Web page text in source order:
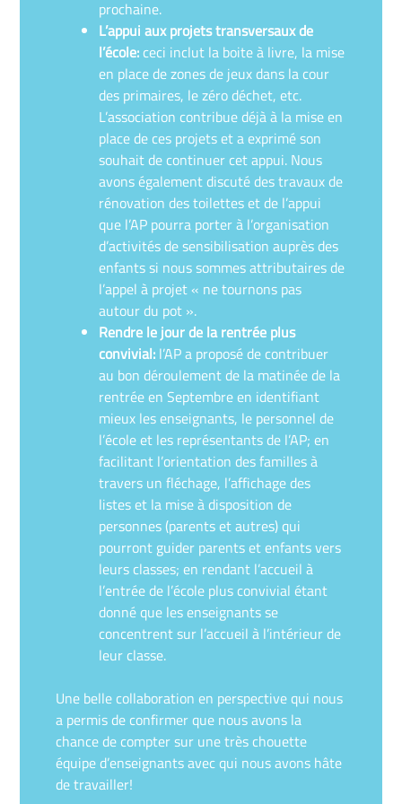
prochaine.
L’appui aux projets transversaux de
l’école:ceci inclut la boite à livre, la mise
en place de zones de jeux dans la cour
des primaires, le zéro déchet, etc.
L’association contribue déjà à la mise en
place de ces projets et a exprimé son
souhait de continuer cet appui. Nous
avons également discuté des travaux de
rénovation des toilettes et de l’appui
que l’AP pourra porter à l’organisation
d’activités de sensibilisation auprès des
enfants si nous sommes attributaires de
l’appel à projet « ne tournons pas
autour du pot ».
Rendre le jour de la rentrée plus
convivial: l’AP a proposé de contribuer
au bon déroulement de la matinée de la
rentrée en Septembre en identifiant
mieux les enseignants, le personnel de
l’école et les représentants de l’AP; en
facilitant l’orientation des familles à
travers un fléchage, l’affichage des
listes et la mise à disposition de
personnes (parents et autres) qui
pourront guider parents et enfants vers
leurs classes; en rendant l’accueil à
l’entrée de l’école plus convivial étant
donné que les enseignants se
concentrent sur l’accueil à l’intérieur de
leur classe.
Une belle collaboration en perspective qui nous
a permis de confirmer que nous avons la
chance de compter sur une très chouette
équipe d’enseignants avec qui nous avons hâte
de travailler!